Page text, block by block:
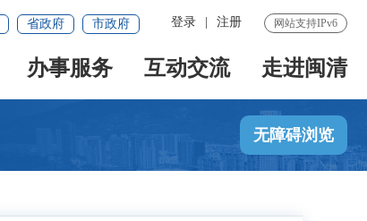
网站支持IPv6
登录 注册
省政府 市政府
办事服务 互动交流 走进闽清
无障碍浏览